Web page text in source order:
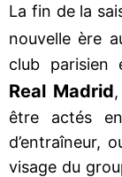
La fin de la
nouvelle ère
club parisien
Real Madrid
être actés
d’entraîneur,
visage du